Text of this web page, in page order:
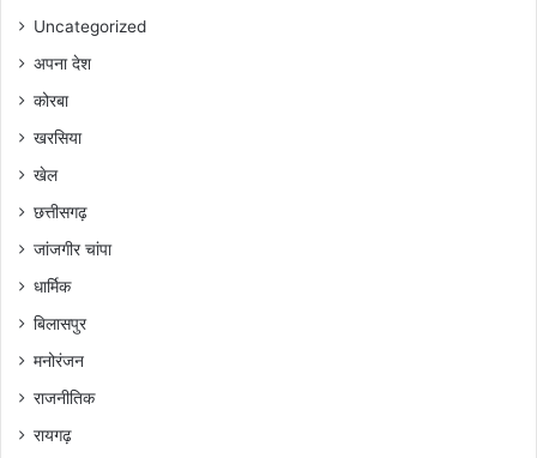
Uncategorized
अपना देश
कोरबा
खरसिया
खेल
छत्तीसगढ़
जांजगीर चांपा
धार्मिक
बिलासपुर
मनोरंजन
राजनीतिक
रायगढ़